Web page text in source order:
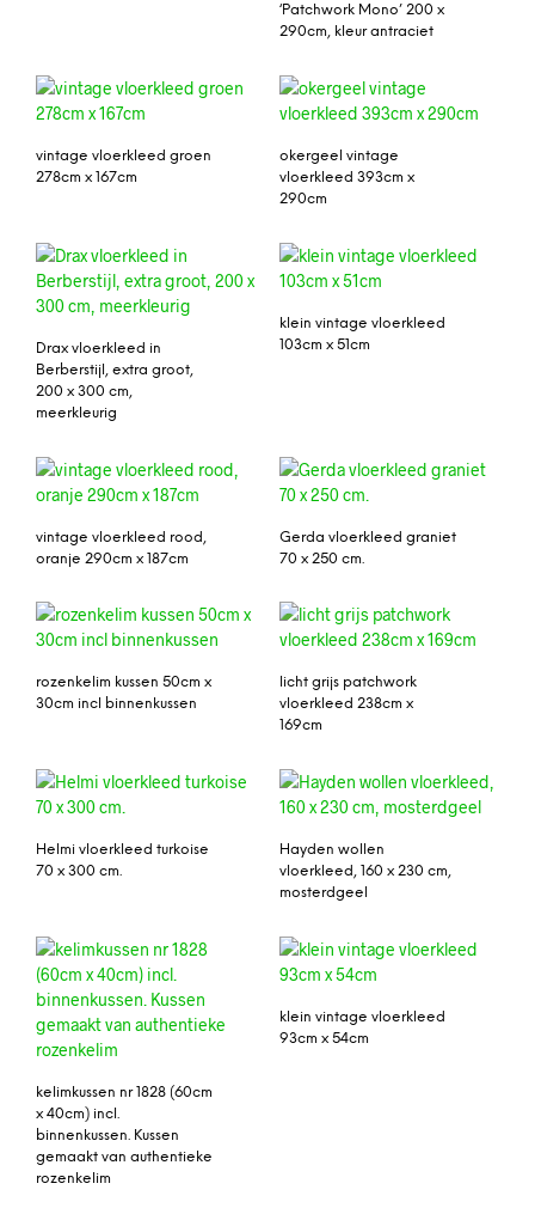
‘Patchwork Mono’ 200 x
290cm, kleur antraciet
vintage vloerkleed groen
278cm x 167cm
okergeel vintage
vloerkleed 393cm x
290cm
Drax vloerkleed in
Berberstijl, extra groot,
200 x 300 cm,
meerkleurig
klein vintage vloerkleed
103cm x 51cm
vintage vloerkleed rood,
oranje 290cm x 187cm
Gerda vloerkleed graniet
70 x 250 cm.
rozenkelim kussen 50cm x
30cm incl binnenkussen
licht grijs patchwork
vloerkleed 238cm x
169cm
Helmi vloerkleed turkoise
70 x 300 cm.
Hayden wollen
vloerkleed, 160 x 230 cm,
mosterdgeel
kelimkussen nr 1828 (60cm
x 40cm) incl.
binnenkussen. Kussen
gemaakt van authentieke
rozenkelim
klein vintage vloerkleed
93cm x 54cm